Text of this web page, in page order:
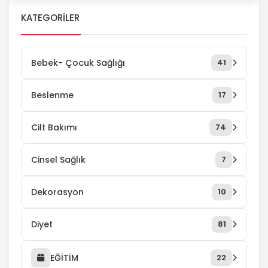
zamanlarda delil niteliği taşırken
Telefon dökümü sayesinde
kullanıcının kimler ile ne zaman ve
ne kadar süre görüşme yaptığına
ulaşılabilir. Telefon Dökümü Alma
Telefon […]
KATEGORILER
Bebek- Çocuk Sağlığı 41
Beslenme 17
Cilt Bakımı 74
Cinsel Sağlık 7
Dekorasyon 10
Diyet 81
EĞİTİM 22